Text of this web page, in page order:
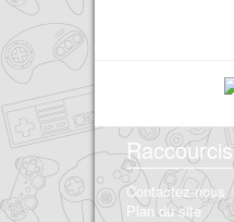
Raccourcis
Contactez-nous
Plan du site